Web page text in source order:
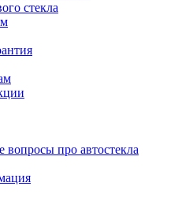
стекла
вопросы про автостекла